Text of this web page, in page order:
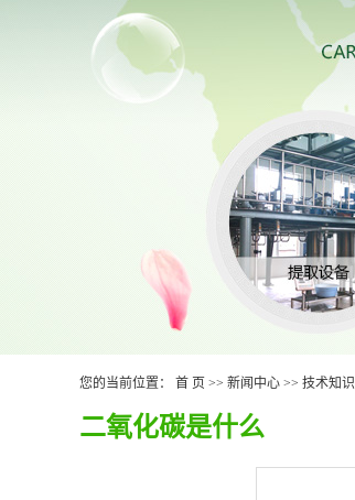
您的当前位置： 首 页 >> 新闻中心 >> 技术知识
二氧化碳是什么